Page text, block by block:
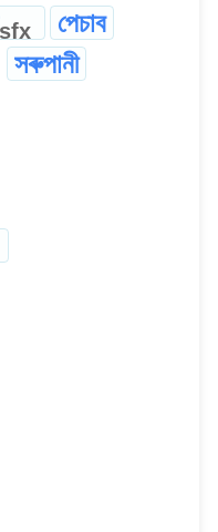
sfx
পেচাব
সৰুপানী